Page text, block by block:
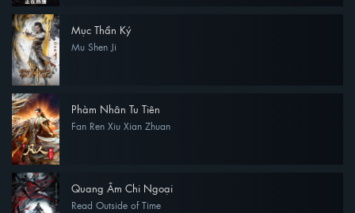
Mục Thần Ký
Mu Shen Ji
Phàm Nhân Tu Tiên
Fan Ren Xiu Xian Zhuan
Quang Âm Chi Ngoại
Read Outside of Time